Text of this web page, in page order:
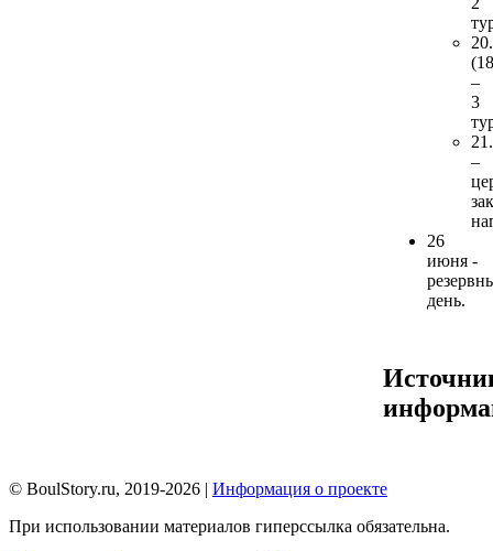
–
3
–
26
июня -
день.
© BoulStory.ru, 2019-2026 | Информация о проекте
При использовании материалов гиперссылка обязательна.